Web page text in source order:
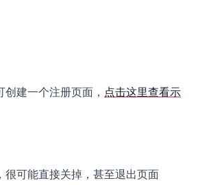
建一个注册页面， 点击这里查看示
很可能直接关掉，甚至退出页面